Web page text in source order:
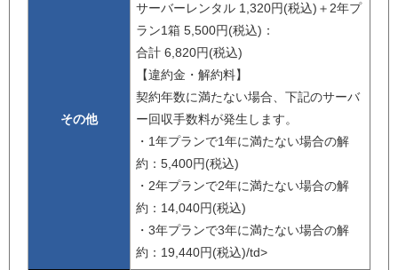
その他
サーバーレンタル 1,320円(税込)＋2年プ
ラン1箱 5,500円(税込)：
合計 6,820円(税込)
【違約金・解約料】
契約年数に満たない場合、下記のサーバ
ー回収手数料が発生します。
・1年プランで1年に満たない場合の解
約：5,400円(税込)
・2年プランで2年に満たない場合の解
約：14,040円(税込)
・3年プランで3年に満たない場合の解
約：19,440円(税込)/td>